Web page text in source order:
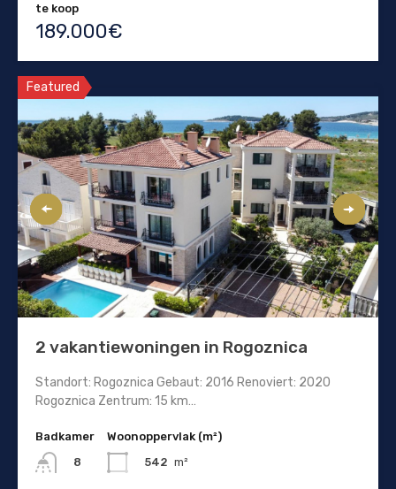
te koop
189.000€
Featured
2 vakantiewoningen in Rogoznica
Standort: Rogoznica Gebaut: 2016 Renoviert: 2020
Rogoznica Zentrum: 15 km…
Badkamer
8
Woonoppervlak (m²)
542 m²